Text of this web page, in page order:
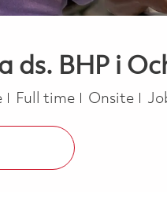
BHP i
Job Type
Full time Onsite